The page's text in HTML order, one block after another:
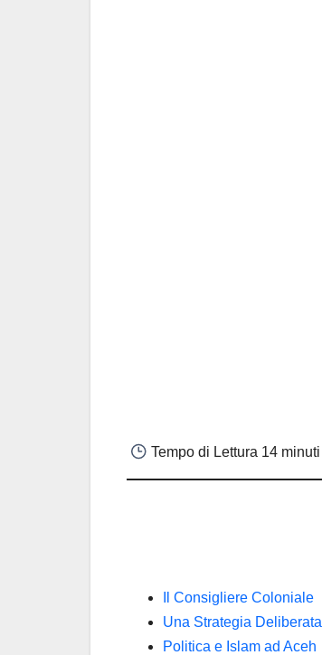
Tempo di Lettura 14 minuti
Il Consigliere Coloniale
Una Strategia Deliberata
Politica e Islam ad Aceh